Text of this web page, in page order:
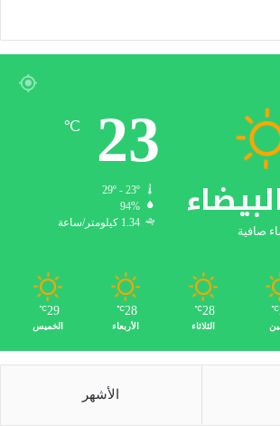
صافية
23
℃
94%
1.34 كيلومتر/ساعة
℃
28
℃
الثلاثاء
28
℃
الأربعاء
29
℃
الخميس
الأشهر